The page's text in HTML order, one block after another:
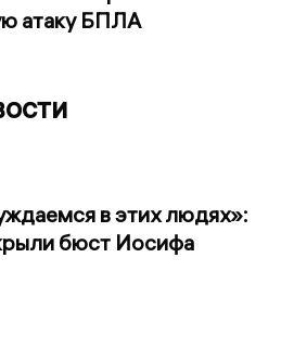
атаку БПЛА
в этих людях»:
бюст Иосифа